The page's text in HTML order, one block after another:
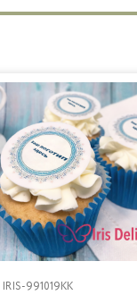
IRIS-991019KK